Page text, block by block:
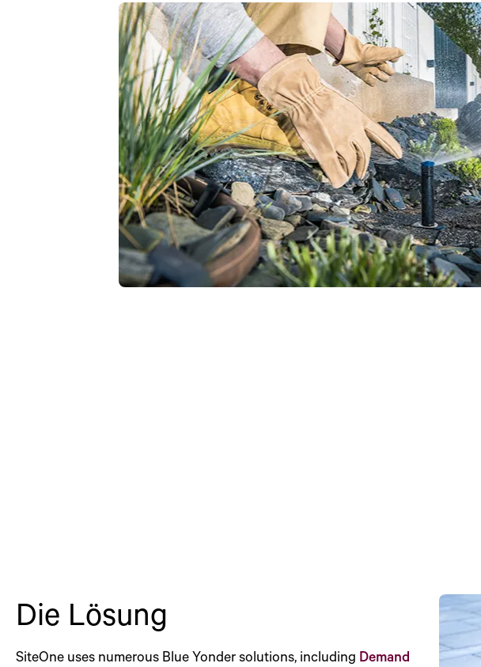
Die Lösung
SiteOne uses numerous Blue Yonder solutions, including Demand